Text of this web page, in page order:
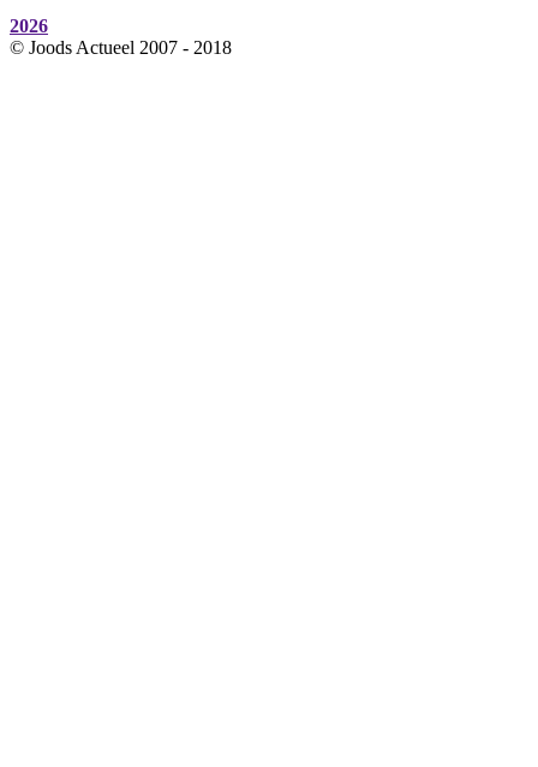
2026
© Joods Actueel 2007 - 2018